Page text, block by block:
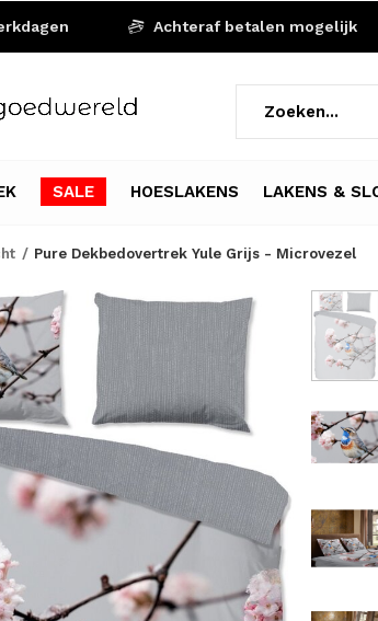
SALE HOESLAKENS LAKENS &
Achteraf betalen mogelijk
Pure Dekbedovertrek Yule Grijs - Microvezel